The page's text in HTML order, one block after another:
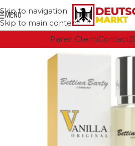
Skip to navigation
Skip to main content
MENU
Pareri ClientiContact